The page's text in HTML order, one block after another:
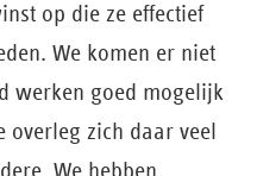
op die ze effectief
We komen er niet
werken goed mogelijk
zich daar veel
We hebben